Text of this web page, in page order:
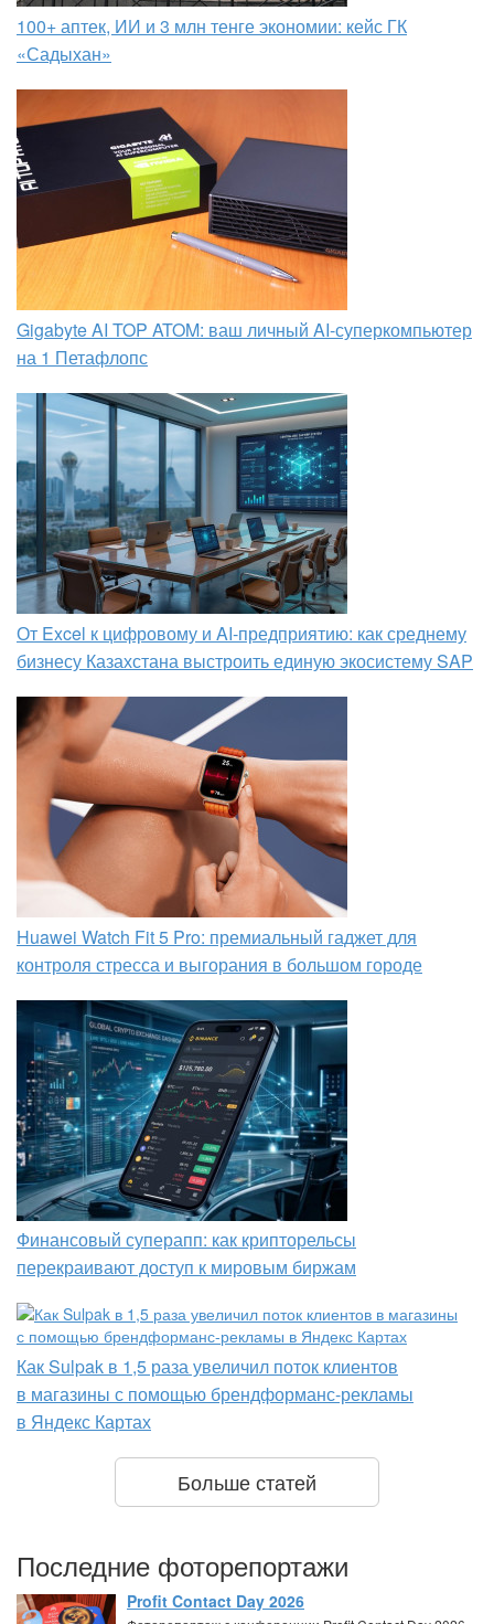
100+ аптек, ИИ и 3 млн тенге экономии: кейс ГК
«Садыхан»
Gigabyte AI TOP ATOM: ваш личный AI-суперкомпьютер
на 1 Петафлопс
От Excel к цифровому и AI‑предприятию: как среднему
бизнесу Казахстана выстроить единую экосистему SAP
Huawei Watch Fit 5 Pro: премиальный гаджет для
контроля стресса и выгорания в большом городе
Финансовый суперапп: как крипторельсы
перекраивают доступ к мировым биржам
Как Sulpak в 1,5 раза увеличил поток клиентов
в магазины с помощью брендформанс-рекламы
в Яндекс Картах
Больше статей
Последние фоторепортажи
Profit Contact Day 2026